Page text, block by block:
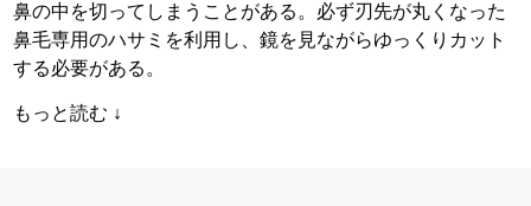
鼻の中を切ってしまうことがある。必ず刃先が丸くなった
鼻毛専用のハサミを利用し、鏡を見ながらゆっくりカット
する必要がある。
もっと読む ↓